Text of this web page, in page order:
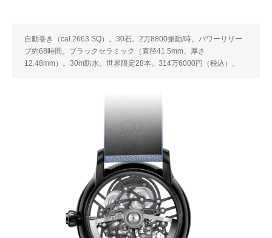
自動巻き（cal.2663 SQ）。30石。2万8800振動/時。パワーリザー
ブ約68時間。ブラックセラミック（直径41.5mm、厚さ
12.48mm）。30m防水。世界限定28本。314万6000円（税込）。